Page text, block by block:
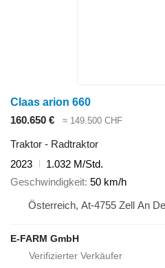
Claas arion 660
160.650 €
≈ 149.500 CHF
Traktor - Radtraktor
2023
1.032 M/Std.
Geschwindigkeit 50 km/h
Österreich, At-4755 Zell An
E-FARM GmbH